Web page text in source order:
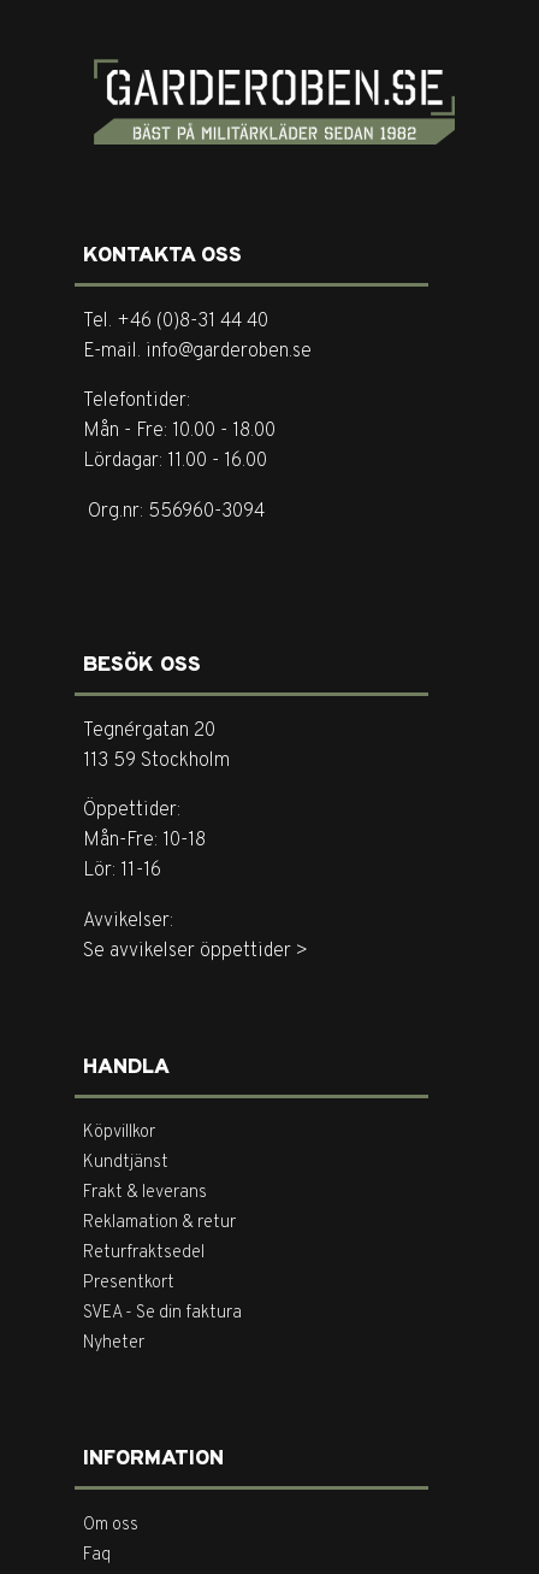
KONTAKTA OSS
Tel. +46 (0)8-31 44 40
E-mail. info@garderoben.se
Telefontider:
Mån - Fre: 10.00 - 18.00
Lördagar: 11.00 - 16.00
Org.nr: 556960-3094
BESÖK OSS
Tegnérgatan 20
113 59 Stockholm
Öppettider:
Mån-Fre: 10-18
Lör: 11-16
Avvikelser:
Se avvikelser öppettider >
HANDLA
Köpvillkor
Kundtjänst
Frakt & leverans
Reklamation & retur
Returfraktsedel
Presentkort
SVEA - Se din faktura
Nyheter
INFORMATION
Om oss
Faq